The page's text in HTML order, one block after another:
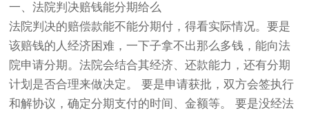
一、法院判决赔钱能分期给么
法院判决的赔偿款能不能分期付，得看实际情况。要是
该赔钱的人经济困难，一下子拿不出那么多钱，能向法
院申请分期。法院会结合其经济、还款能力，还有分期
计划是否合理来做决定。 要是申请获批，双方会签执行
和解协议，确定分期支付的时间、金额等。 要是没经法